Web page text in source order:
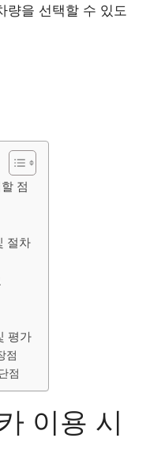
량을 선택할 수 있도
점
절차
평가
점
점
이용 시